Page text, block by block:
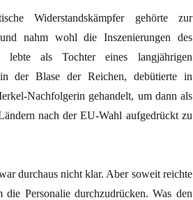
Widerstandskämpfer gehörte zur
und nahm wohl die Inszenierungen des
als Tochter eines langjährigen
in der Blase der Reichen, debütierte in
Nachfolgerin gehandelt, um dann als
nach der EU-Wahl aufgedrückt zu
durchaus nicht klar. Aber soweit reichte
Personalie durchzudrücken. Was den